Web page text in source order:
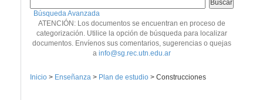
Búsqueda Avanzada
ATENCIÓN: Los documentos se encuentran en proceso de
categorización. Utilice la opción de búsqueda para localizar
documentos. Envíenos sus comentarios, sugerencias o quejas
a info@sg.rec.utn.edu.ar
Inicio > Enseñanza > Plan de estudio > Construcciones